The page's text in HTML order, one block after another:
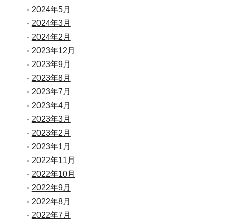
2024年5月
2024年3月
2024年2月
2023年12月
2023年9月
2023年8月
2023年7月
2023年4月
2023年3月
2023年2月
2023年1月
2022年11月
2022年10月
2022年9月
2022年8月
2022年7月